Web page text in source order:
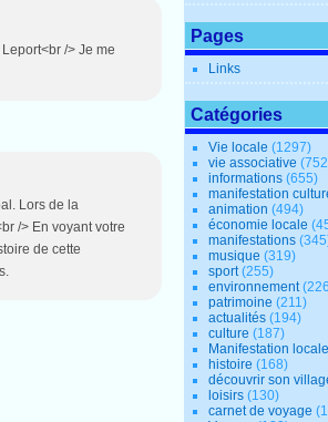
/> Je me
Lors de la
/> En voyant votre
de cette
Pages
Links
Catégories
Vie locale (1297)
vie associative
informations (655)
manifestation
animation (494)
économie locale
manifestations
musique (319)
sport(255)
environnement
patrimoine (211)
actualités (194)
culture (187)
Manifestation locale
histoire (168)
découvrir son
loisirs (130)
carnet de voyage